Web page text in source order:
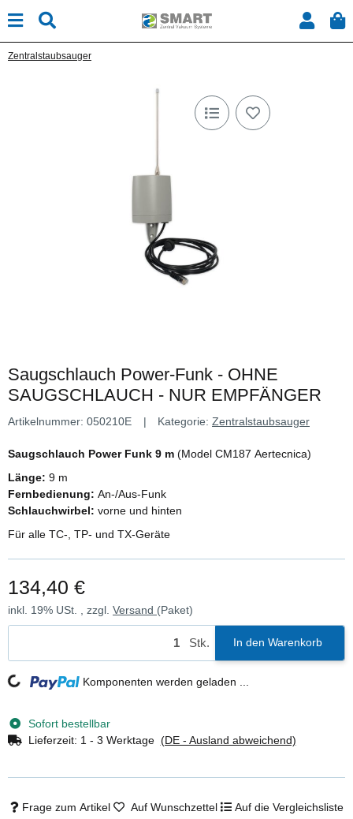
Zentralstaubsauger
Saugschlauch Power-Funk - OHNE
SAUGSCHLAUCH - NUR EMPFÄNGER
Artikelnummer: 050210E Kategorie: Zentralstaubsauger
Saugschlauch Power Funk 9 m (Model CM187 Aertecnica)
Länge: 9 m
Fernbedienung: An-/Aus-Funk
Schlauchwirbel: vorne und hinten
Für alle TC-, TP- und TX-Geräte
134,40 €
inkl. 19% USt. , zzgl. Versand (Paket)
Stk. In den Warenkorb
Loading... Komponenten werden geladen ...
Sofort bestellbar
Lieferzeit: 1 - 3 Werktage (DE - Ausland abweichend)
Frage zum Artikel Auf Wunschzettel Auf die Vergleichsliste